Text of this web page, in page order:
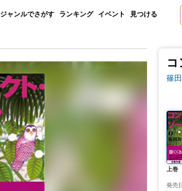
ジャンルでさがす ランキング イベント 見つける
コ
篠
上巻
発売